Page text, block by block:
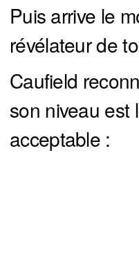
Puis arrive le
révélateur de
Caufield
son niveau est
acceptable :